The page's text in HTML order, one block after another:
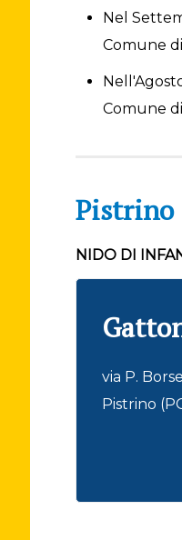
Nel
Comune
Comune di
Pistrino
NIDO DI
via P.
Pistrino